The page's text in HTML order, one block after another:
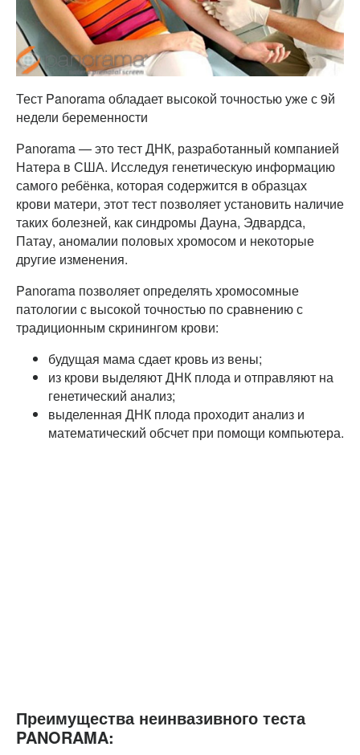
Тест Panorama обладает высокой точностью уже с 9й
недели беременности
Рanorama — это тест ДНК, разработанный компанией
Натера в США. Исследуя генетическую информацию
самого ребёнка, которая содержится в образцах
крови матери, этот тест позволяет установить наличие
таких болезней, как синдромы Дауна, Эдвардса,
Патау, аномалии половых хромосом и некоторые
другие изменения.
Panorama позволяет определять хромосомные
патологии с высокой точностью по сравнению с
традиционным скринингом крови:
будущая мама сдает кровь из вены;
из крови выделяют ДНК плода и отправляют на
генетический анализ;
выделенная ДНК плода проходит анализ и
математический обсчет при помощи компьютера.
Преимущества неинвазивного теста
PANORAMA: